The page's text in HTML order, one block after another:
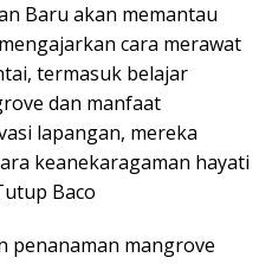
Baru akan memantau
cara merawat
termasuk belajar
dan manfaat
lapangan, mereka
keanekaragaman hayati
Baco
penanaman mangrove